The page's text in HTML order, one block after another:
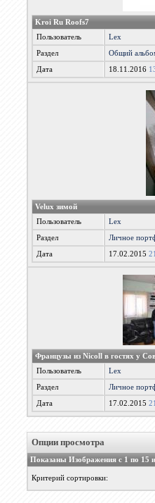
Kroi Ru Roofs7
Пользователь
Lex
Раздел Общий
Дата 18.11.2016
Velux зимой
Пользователь
Lex
Раздел Личное
Дата 17.02.2015
Французы из Nicoll в гостях у
Пользователь
Lex
Раздел Личное
Дата 17.02.2015
Опции просмотра
Показаны Изображения с 1 по 15
Критерий сортировки: